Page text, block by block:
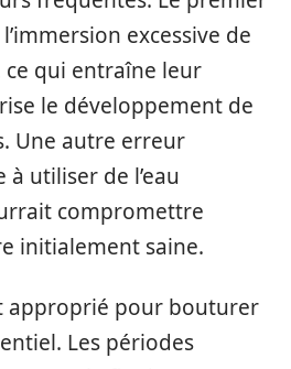
excessive de
ce qui entraîne leur
le développement de
Une autre erreur
utiliser de l’eau
compromettre
initialement saine.
approprié pour bouturer
Les périodes